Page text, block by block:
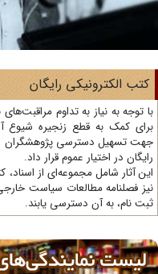
الکترونیکی رایگان
کمک به قطع زنجیره شیوع
تسهیل دسترسی پژوهشگران در
در اختیار عموم قرار داد.
آثار شامل مجموعه‌ای از اسناد،
فصلنامه مطالعات سیاست خارجی
نام، به آن دسترسی یابند.